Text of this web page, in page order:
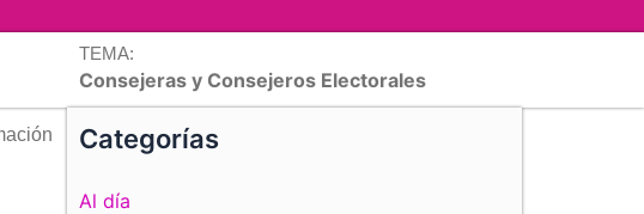
TEMA:
Consejeras y Consejeros Electorales
Categorías
Al día